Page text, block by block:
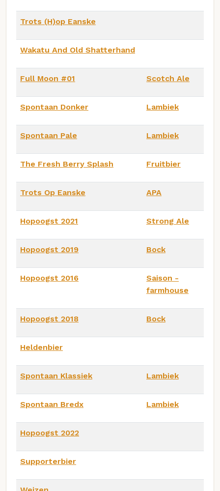
Trots (H)op Eanske
Wakatu And Old Shatterhand
Full Moon #01 Scotch Ale
Spontaan Donker Lambiek
Spontaan Pale Lambiek
The Fresh Berry Splash Fruitbier
Trots Op Eanske APA
Hopoogst 2021 Strong Ale
Hopoogst 2019 Bock
Hopoogst 2016
Saison -
farmhouse
Hopoogst 2018 Bock
Heldenbier
Spontaan Klassiek Lambiek
Spontaan Bredx Lambiek
Hopoogst 2022
Supporterbier